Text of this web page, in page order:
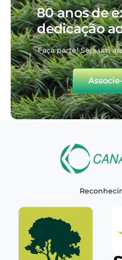
80 anos de
dedicação
Faça parte! Seja um